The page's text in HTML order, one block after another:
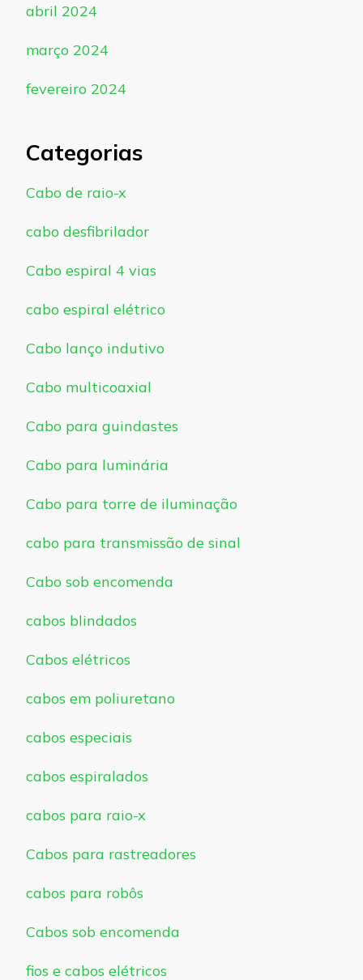
abril 2024
março 2024
fevereiro 2024
Categorias
Cabo de raio-x
cabo desfibrilador
Cabo espiral 4 vias
cabo espiral elétrico
Cabo lanço indutivo
Cabo multicoaxial
Cabo para guindastes
Cabo para luminária
Cabo para torre de iluminação
cabo para transmissão de sinal
Cabo sob encomenda
cabos blindados
Cabos elétricos
cabos em poliuretano
cabos especiais
cabos espiralados
cabos para raio-x
Cabos para rastreadores
cabos para robôs
Cabos sob encomenda
fios e cabos elétricos